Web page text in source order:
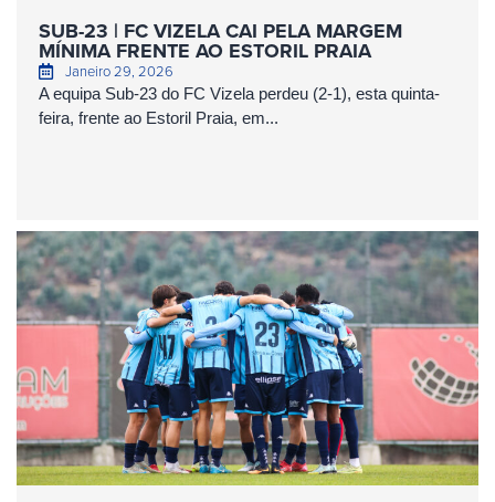
SUB-23 | FC VIZELA CAI PELA MARGEM
MÍNIMA FRENTE AO ESTORIL PRAIA
Janeiro 29, 2026
A equipa Sub-23 do FC Vizela perdeu (2-1), esta quinta-
feira, frente ao Estoril Praia, em...